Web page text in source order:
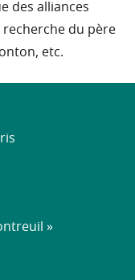
des alliances
du père
etc.
»